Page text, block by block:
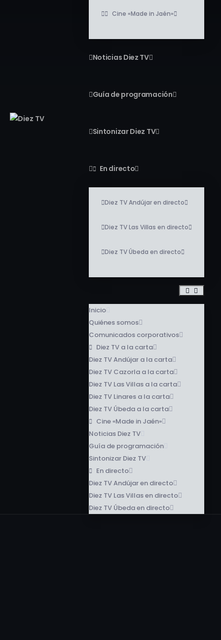
Cine «Made in Jaén»
Noticias Diez TV
Guía de programación
Sintonizar Diez TV
En directo
Diez TV Andújar en directo
Diez TV Las Villas en directo
Diez TV Úbeda en directo
Inicio
Quiénes somos
Comunicados corporativos
Diez TV a la carta
Diez TV Andújar a la carta
Diez TV Cazorla a la carta
Diez TV Las Villas a la carta
Diez TV Linares a la carta
Diez TV Úbeda a la carta
Cine «Made in Jaén»
Noticias Diez TV
Guía de programación
Sintonizar Diez TV
En directo
Diez TV Andújar en directo
Diez TV Las Villas en directo
Diez TV Úbeda en directo